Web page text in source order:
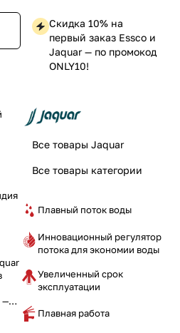
—
Скидка 10% на
первый заказ Essco и
Jaquar — по промокод
ONLY10!
Все товары Jaquar
Все товары категории
Плавный поток воды
Инновационный регулятор
потока для экономии воды
Увеличенный срок
эксплуатации
Плавная работа